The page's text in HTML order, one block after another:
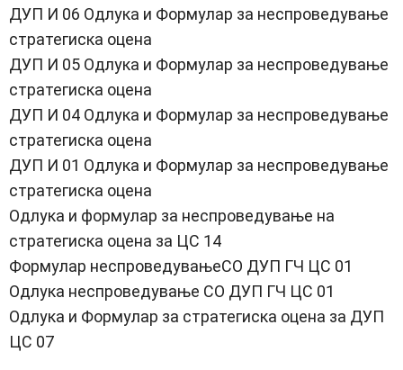
ДУП И 06 Одлука и Формулар за неспроведување
стратегиска оцена
ДУП И 05 Одлука и Формулар за неспроведување
стратегиска оцена
ДУП И 04 Одлука и Формулар за неспроведување
стратегиска оцена
ДУП И 01 Одлука и Формулар за неспроведување
стратегиска оцена
Одлука и формулар за неспроведување на
стратегиска оцена за ЦС 14
Формулар неспроведувањеСО ДУП ГЧ ЦС 01
Одлука неспроведување СО ДУП ГЧ ЦС 01
Одлука и Формулар за стратегиска оцена за ДУП
ЦС 07